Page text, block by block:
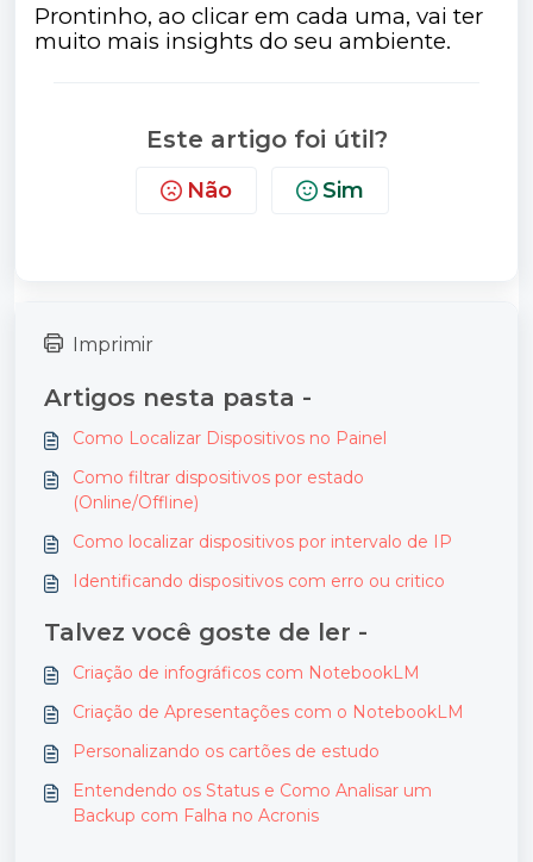
Prontinho, ao clicar em cada uma, vai ter
muito mais insights do seu ambiente.
Este artigo foi útil?
Não Sim
Imprimir
Artigos nesta pasta -
Como Localizar Dispositivos no Painel
Como filtrar dispositivos por estado
(Online/Offline)
Como localizar dispositivos por intervalo de IP
Identificando dispositivos com erro ou critico
Talvez você goste de ler -
Criação de infográficos com NotebookLM
Criação de Apresentações com o NotebookLM
Personalizando os cartões de estudo
Entendendo os Status e Como Analisar um
Backup com Falha no Acronis